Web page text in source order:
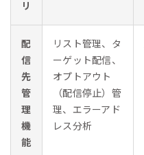
リ
配
信
先
管
理
機
能
リスト管理、タ
ーゲット配信、
オプトアウト
（配信停止）管
理、エラーアド
レス分析